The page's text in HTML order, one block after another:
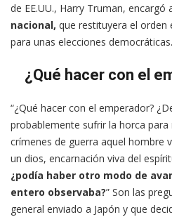
de EE.UU., Harry Truman, encargó
nacional, que restituyera el orden
para unas elecciones democráticas.
¿Qué hacer con el
“¿Qué hacer con el emperador?
probablemente sufrir la horca para
crímenes de guerra aquel hombre
un dios, encarnación viva del
¿podía haber otro modo de
entero observaba?” Son las
general enviado a Japón y que